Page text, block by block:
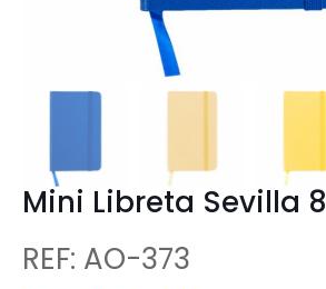
Mini Libreta Sevilla
REF: AO-373